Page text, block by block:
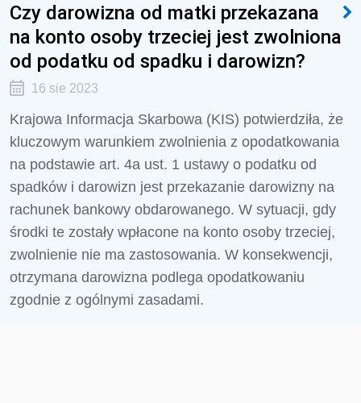
Czy darowizna od matki przekazana
na konto osoby trzeciej jest zwolniona
od podatku od spadku i darowizn?
16 sie 2023
Krajowa Informacja Skarbowa (KIS) potwierdziła, że
kluczowym warunkiem zwolnienia z opodatkowania
na podstawie art. 4a ust. 1 ustawy o podatku od
spadków i darowizn jest przekazanie darowizny na
rachunek bankowy obdarowanego. W sytuacji, gdy
środki te zostały wpłacone na konto osoby trzeciej,
zwolnienie nie ma zastosowania. W konsekwencji,
otrzymana darowizna podlega opodatkowaniu
zgodnie z ogólnymi zasadami.